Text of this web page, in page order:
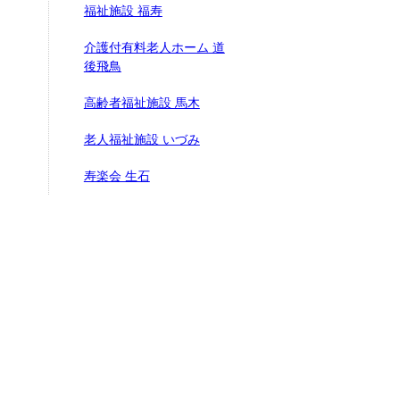
福祉施設 福寿
介護付有料老人ホーム 道
後飛鳥
高齢者福祉施設 馬木
老人福祉施設 いづみ
寿楽会 生石